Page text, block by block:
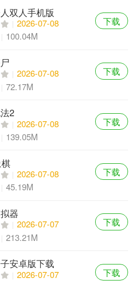
双人手机版
2026-07-08
100.04M
下载
2026-07-08
72.17M
下载
2
2026-07-08
139.05M
下载
2026-07-08
45.19M
下载
器
2026-07-07
213.21M
下载
安卓版下载
2026-07-07
下载